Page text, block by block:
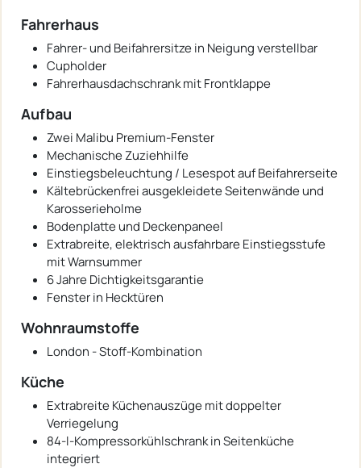
Fahrerhaus
Fahrer- und Beifahrersitze in Neigung verstellbar
Cupholder
Fahrerhausdachschrank mit Frontklappe
Aufbau
Zwei Malibu Premium-Fenster
Mechanische Zuziehhilfe
Einstiegsbeleuchtung / Lesespot auf Beifahrerseite
Kältebrückenfrei ausgekleidete Seitenwände und
Karosserieholme
Bodenplatte und Deckenpaneel
Extrabreite, elektrisch ausfahrbare Einstiegsstufe
mit Warnsummer
6 Jahre Dichtigkeitsgarantie
Fenster in Hecktüren
Wohnraumstoffe
London - Stoff-Kombination
Küche
Extrabreite Küchenauszüge mit doppelter
Verriegelung
84-l-Kompressorkühlschrank in Seitenküche
integriert